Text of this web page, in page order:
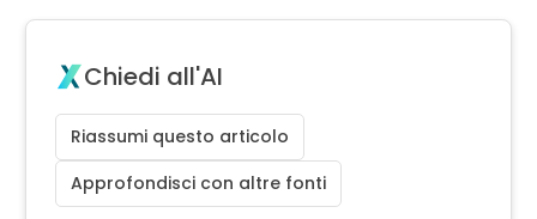
Chiedi all'AI
Riassumi questo articolo
Approfondisci con altre fonti